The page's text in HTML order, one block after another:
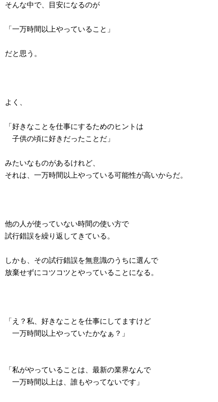
そんな中で、目安になるのが
「一万時間以上やっていること」
だと思う。
よく、
「好きなことを仕事にするためのヒントは
子供の頃に好きだったことだ」
みたいなものがあるけれど、
それは、一万時間以上やっている可能性が高いからだ。
他の人が使っていない時間の使い方で
試行錯誤を繰り返してきている。
しかも、その試行錯誤を無意識のうちに選んで
放棄せずにコツコツとやっていることになる。
「え？私、好きなことを仕事にしてますけど
一万時間以上やっていたかなぁ？」
「私がやっていることは、最新の業界なんで
一万時間以上は、誰もやってないです」